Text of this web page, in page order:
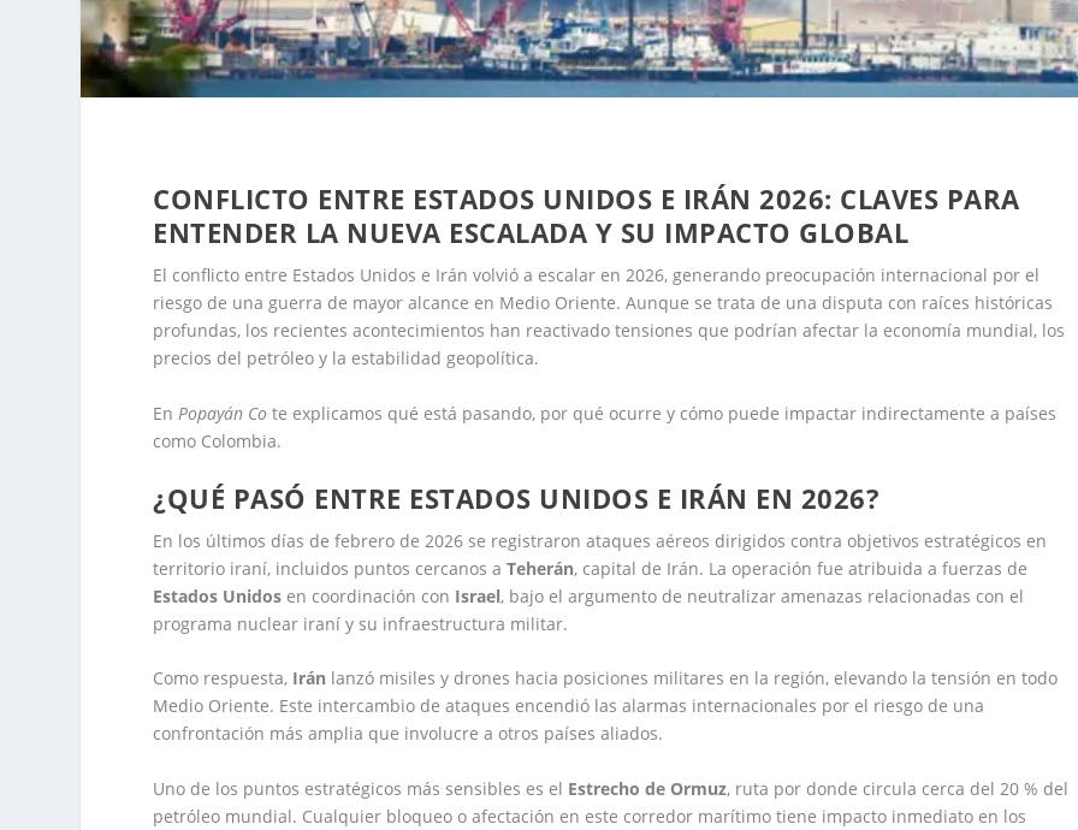
CONFLICTO ENTRE ESTADOS UNIDOS E IRÁN 2026: CLAVES PARA
ENTENDER LA NUEVA ESCALADA Y SU IMPACTO GLOBAL
El conflicto entre Estados Unidos e Irán volvió a escalar en 2026, generando preocupación internacional por el
riesgo de una guerra de mayor alcance en Medio Oriente. Aunque se trata de una disputa con raíces históricas
profundas, los recientes acontecimientos han reactivado tensiones que podrían afectar la economía mundial, los
precios del petróleo y la estabilidad geopolítica.
En Popayán Co te explicamos qué está pasando, por qué ocurre y cómo puede impactar indirectamente a países
como Colombia.
¿QUÉ PASÓ ENTRE ESTADOS UNIDOS E IRÁN EN 2026?
En los últimos días de febrero de 2026 se registraron ataques aéreos dirigidos contra objetivos estratégicos en
territorio iraní, incluidos puntos cercanos aTeherán, capital de Irán. La operación fue atribuida a fuerzas de
Estados Unidos en coordinación con Israel, bajo el argumento de neutralizar amenazas relacionadas con el
programa nuclear iraní y su infraestructura militar.
Como respuesta, Irán lanzó misiles y drones hacia posiciones militares en la región, elevando la tensión en todo
Medio Oriente. Este intercambio de ataques encendió las alarmas internacionales por el riesgo de una
confrontación más amplia que involucre a otros países aliados.
Uno de los puntos estratégicos más sensibles es el Estrecho de Ormuz, ruta por donde circula cerca del 20 % del
petróleo mundial. Cualquier bloqueo o afectación en este corredor marítimo tiene impacto inmediato en los